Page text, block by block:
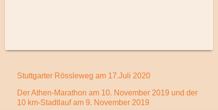
Stuttgarter Rössleweg am 17.Juli 2020
Der Athen-Marathon am 10. November 2019 und der
10 km-Stadtlauf am 9. November 2019